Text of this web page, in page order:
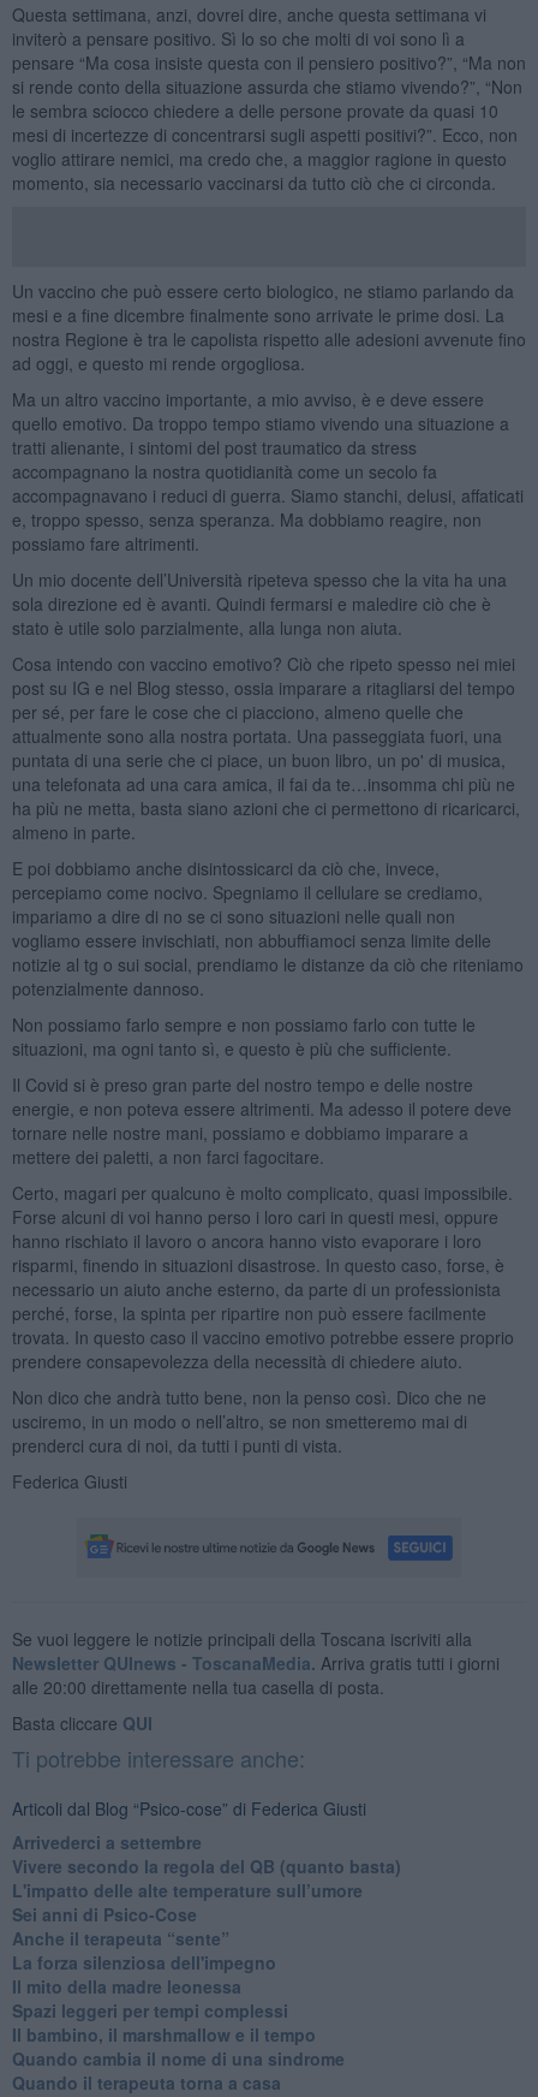
Questa settimana, anzi, dovrei dire, anche questa settimana vi
inviterò a pensare positivo. Sì lo so che molti di voi sono lì a
pensare “Ma cosa insiste questa con il pensiero positivo?”, “Ma non
si rende conto della situazione assurda che stiamo vivendo?”, “Non
le sembra sciocco chiedere a delle persone provate da quasi 10
mesi di incertezze di concentrarsi sugli aspetti positivi?”. Ecco, non
voglio attirare nemici, ma credo che, a maggior ragione in questo
momento, sia necessario vaccinarsi da tutto ciò che ci circonda.
Un vaccino che può essere certo biologico, ne stiamo parlando da
mesi e a fine dicembre finalmente sono arrivate le prime dosi. La
nostra Regione è tra le capolista rispetto alle adesioni avvenute fino
ad oggi, e questo mi rende orgogliosa.
Ma un altro vaccino importante, a mio avviso, è e deve essere
quello emotivo. Da troppo tempo stiamo vivendo una situazione a
tratti alienante, i sintomi del post traumatico da stress
accompagnano la nostra quotidianità come un secolo fa
accompagnavano i reduci di guerra. Siamo stanchi, delusi, affaticati
e, troppo spesso, senza speranza. Ma dobbiamo reagire, non
possiamo fare altrimenti.
Un mio docente dell’Università ripeteva spesso che la vita ha una
sola direzione ed è avanti. Quindi fermarsi e maledire ciò che è
stato è utile solo parzialmente, alla lunga non aiuta.
Cosa intendo con vaccino emotivo? Ciò che ripeto spesso nei miei
post su IG e nel Blog stesso, ossia imparare a ritagliarsi del tempo
per sé, per fare le cose che ci piacciono, almeno quelle che
attualmente sono alla nostra portata. Una passeggiata fuori, una
puntata di una serie che ci piace, un buon libro, un po' di musica,
una telefonata ad una cara amica, il fai da te…insomma chi più ne
ha più ne metta, basta siano azioni che ci permettono di ricaricarci,
almeno in parte.
E poi dobbiamo anche disintossicarci da ciò che, invece,
percepiamo come nocivo. Spegniamo il cellulare se crediamo,
impariamo a dire di no se ci sono situazioni nelle quali non
vogliamo essere invischiati, non abbuffiamoci senza limite delle
notizie al tg o sui social, prendiamo le distanze da ciò che riteniamo
potenzialmente dannoso.
Non possiamo farlo sempre e non possiamo farlo con tutte le
situazioni, ma ogni tanto sì, e questo è più che sufficiente.
Il Covid si è preso gran parte del nostro tempo e delle nostre
energie, e non poteva essere altrimenti. Ma adesso il potere deve
tornare nelle nostre mani, possiamo e dobbiamo imparare a
mettere dei paletti, a non farci fagocitare.
Certo, magari per qualcuno è molto complicato, quasi impossibile.
Forse alcuni di voi hanno perso i loro cari in questi mesi, oppure
hanno rischiato il lavoro o ancora hanno visto evaporare i loro
risparmi, finendo in situazioni disastrose. In questo caso, forse, è
necessario un aiuto anche esterno, da parte di un professionista
perché, forse, la spinta per ripartire non può essere facilmente
trovata. In questo caso il vaccino emotivo potrebbe essere proprio
prendere consapevolezza della necessità di chiedere aiuto.
Non dico che andrà tutto bene, non la penso così. Dico che ne
usciremo, in un modo o nell’altro, se non smetteremo mai di
prenderci cura di noi, da tutti i punti di vista.
Federica Giusti
Se vuoi leggere le notizie principali della Toscana iscriviti alla
Newsletter QUInews - ToscanaMedia. Arriva gratis tutti i giorni
alle 20:00 direttamente nella tua casella di posta.
Basta cliccare QUI
Ti potrebbe interessare anche:
Articoli dal Blog “Psico-cose” di Federica Giusti
​Arrivederci a settembre
​Vivere secondo la regola del QB (quanto basta)
​L'impatto delle alte temperature sull’umore
Sei anni di Psico-Cose
​Anche il terapeuta “sente”
​La forza silenziosa dell'impegno
​Il mito della madre leonessa
Spazi leggeri per tempi complessi
Il bambino, il marshmallow e il tempo
​Quando cambia il nome di una sindrome
​Quando il terapeuta torna a casa